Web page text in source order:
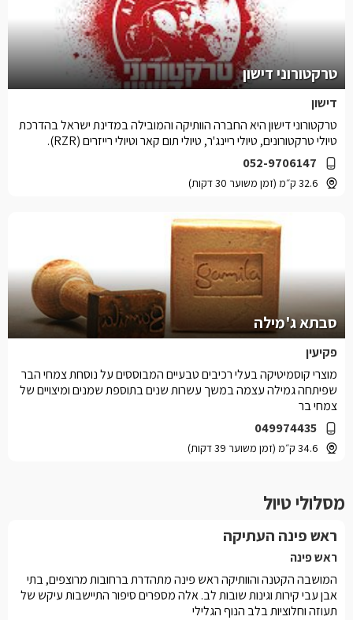
טרקטורוני דישון
דישון
052-9706147
32.6 ק״מ (זמן משוער 30 דקות)
טרקטורוני דישון היא החברה הוותיקה והמובילה במדינת ישראל בהדרכת
טיולי טרקטורונים, טיולי ריינג'ר, טיולי תום קאר וטיולי רייזרים (RZR).
סבתא ג'מילה
פקיעין
049974435
34.6 ק״מ (זמן משוער 39 דקות)
מוצרי קוסמיטיקה בעלי רכיבים טבעיים המבוססים על נוסחת צמחי הבר
שפיתחה גמילה עצמה במשך עשרות שנים בתוספת שמנים ומיצויים של
צמחי בר
מסלולי טיול
ראש פינה העתיקה
ראש פינה
המושבה הקטנה והוותיקה ראש פינה מתהדרת ברחובות מרוצפים, בתי
אבן עבי קירות וגינות שובות לב. אלה מספרים סיפור התיישבות עיקש של
תעוזה וחלוציות בלב הנוף הגלילי